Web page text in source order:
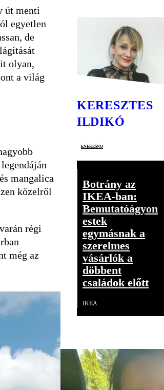
út menti
egyetlen
de
olyan,
a világ
mangalica
közelről
régi
még az
KERESZTES
ILDIKÓ
énekesnő
Botrány az
IKEA-ban:
Bemutatóágyon
estek
egymásnak a
szerelmes
vásárlók a
döbbent
családok előtt
IKEA